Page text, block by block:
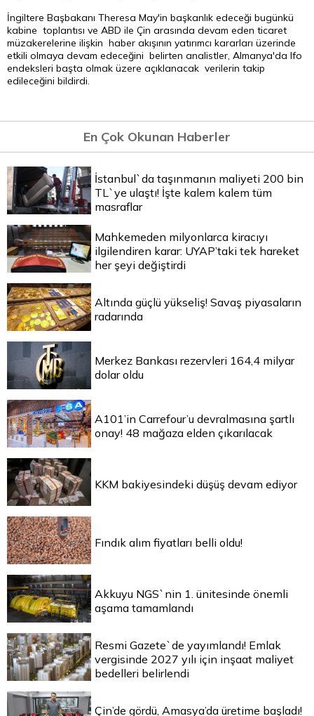
İngiltere Başbakanı Theresa May'in başkanlık edeceği bugünkü
kabine toplantısı ve ABD ile Çin arasında devam eden ticaret
müzakerelerine ilişkin haber akışının yatırımcı kararları üzerinde
etkili olmaya devam edeceğini belirten analistler, Almanya'da Ifo
endeksleri başta olmak üzere açıklanacak verilerin takip
edileceğini bildirdi.
En Çok Okunan Haberler
İstanbul`da taşınmanın maliyeti 200 bin
TL`ye ulaştı! İşte kalem kalem tüm
masraflar
Mahkemeden milyonlarca kiracıyı
ilgilendiren karar: UYAP’taki tek hareket
her şeyi değiştirdi
Altında güçlü yükseliş! Savaş piyasaların
radarında
Merkez Bankası rezervleri 164,4 milyar
dolar oldu
A101’in Carrefour’u devralmasına şartlı
onay! 48 mağaza elden çıkarılacak
KKM bakiyesindeki düşüş devam ediyor
Fındık alım fiyatları belli oldu!
Akkuyu NGS`nin 1. ünitesinde önemli
aşama tamamlandı
Resmi Gazete`de yayımlandı! Emlak
vergisinde 2027 yılı için inşaat maliyet
bedelleri belirlendi
Çin’de gördü, Amasya’da üretime başladı!